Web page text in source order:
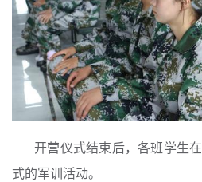
开营仪式结束后，各班学生
式的军训活动。